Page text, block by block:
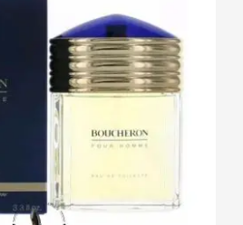
Pour Homme